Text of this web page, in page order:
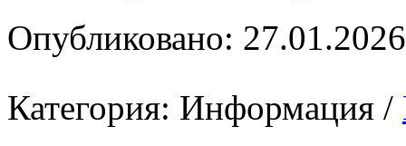
Опубликовано:
Категория: Информация /